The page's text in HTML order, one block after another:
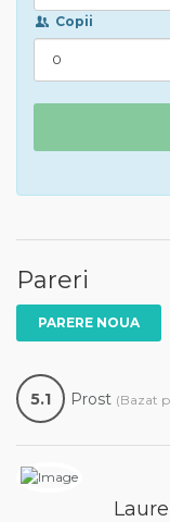
Copii
Pareri
PARERE NOUA
5.1 Prost (Bazat